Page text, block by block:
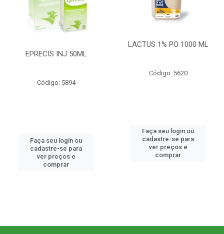
EPRECIS INJ 50ML
Código: 5894
Faça seu login ou
cadastre-se para
ver preços e
comprar
LACTUS 1% PO 1000 ML
Código: 5620
Faça seu login ou
cadastre-se para
ver preços e
comprar